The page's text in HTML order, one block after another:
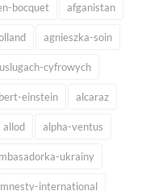
bocquet afganistan
agnieszka-soin
cyfrowych
einstein alcaraz
allod alpha-ventus
ukrainy
international